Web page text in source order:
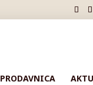
PRODAVNICA